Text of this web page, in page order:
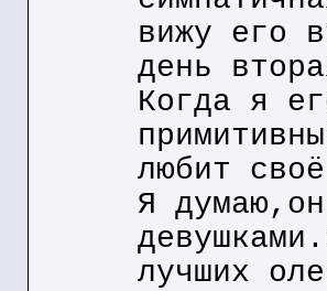
вижу его
день
Когда я
любит
Я
лучших